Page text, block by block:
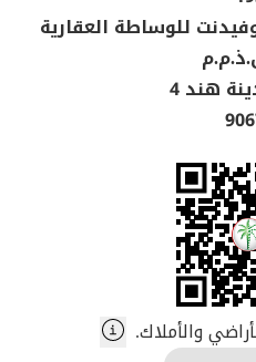
للوساطة العقارية
هند 4
والأملاك.